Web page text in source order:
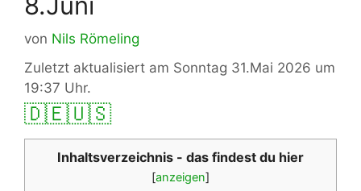
von Nils Römeling
Zuletzt aktualisiert am Sonntag 31.Mai 2026 um
19:37 Uhr.
🇩🇪🇺🇸
Inhaltsverzeichnis - das findest du hier
[anzeigen]